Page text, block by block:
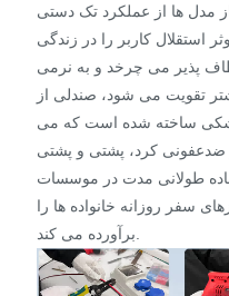
مدل ها از عملکرد تک دستی
استقلال کاربر را در زندگی
پذیر می چرخد ​​و به نرمی
تقویت می شود، صندلی از
ساخته شده است که می
ضدعفونی کرد، پشتی و پشتی
طولانی مدت در موسسات
سفر روزانه خانواده ها را